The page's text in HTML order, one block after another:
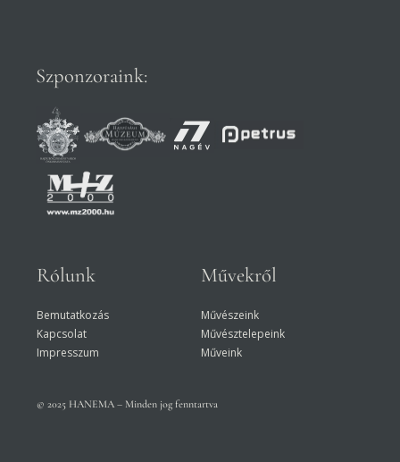
Szponzoraink:
Rólunk
Bemutatkozás
Kapcsolat
Impresszum
Művekről
Művészeink
Művésztelepeink
Műveink
© 2025 HANEMA – Minden jog fenntartva